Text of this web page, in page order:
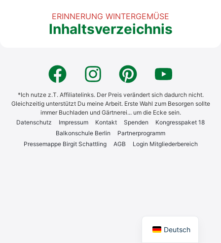
ERINNERUNG WINTERGEMÜSE
Inhaltsverzeichnis
*Ich nutze z.T. Affiliatelinks. Der Preis verändert sich dadurch nicht.
Gleichzeitig unterstützt Du meine Arbeit. Erste Wahl zum Besorgen sollte
immer Buchladen und Gärtnerei... um die Ecke sein.
Daten­schutz
Impres­sum Kon­takt Spen­den
Kon­gress­pa­ket 18
Bal­kon­schu­le Ber­lin
Part­ner­pro­gramm
Pres­se­map­pe Bir­git Schatt­ling
AGB Log­in Mit­glie­der­be­reich
Deutsch